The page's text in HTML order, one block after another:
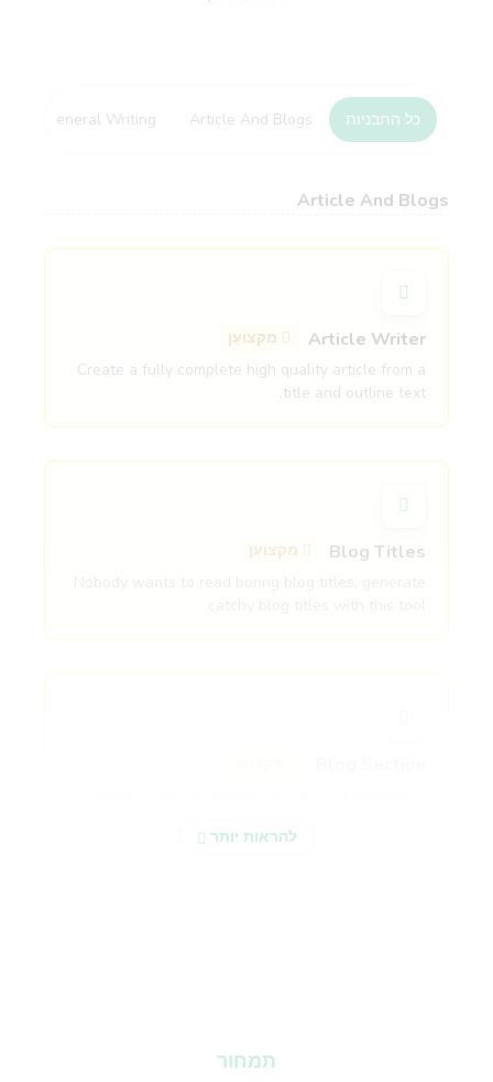
כל התבניות Article And Blogs
General Writing
Article And Blogs
Article Writer
מִקצוֹעָן
Create a fully complete high quality article from a
title and outline text.
Blog Titles
מִקצוֹעָן
להראות יותר
תמחור